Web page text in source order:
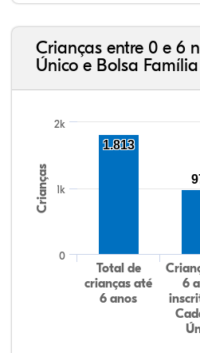
Crianças entre 0 e 6
Único e Bolsa Família
Crianças
Total de
crianças até
6 anos
6
0
1k
2k
1.813